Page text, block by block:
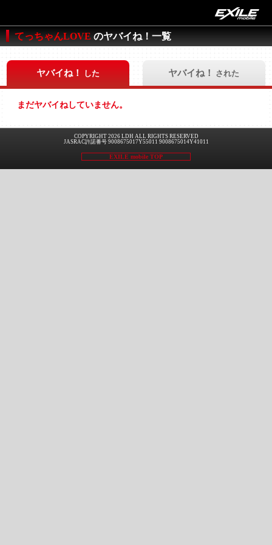
てっちゃんLOVE のヤバイね！一覧
ヤバイね！ した ヤバイね！ された
まだヤバイねしていません。
COPYRIGHT 2026 LDH ALL RIGHTS RESERVED
JASRAC許諾番号 9008675017Y55011 9008675014Y41011
EXILE mobile TOP